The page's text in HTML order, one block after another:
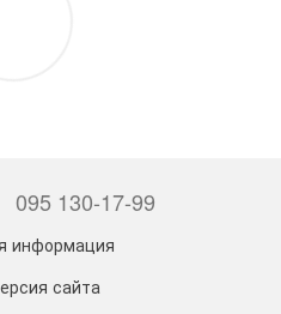
095 130-17-99
информация
сайта